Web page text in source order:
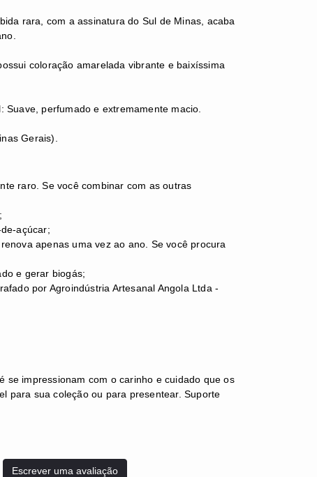
rara, com a assinatura do Sul de Minas, acaba
coloração amarelada vibrante e baixíssima
Suave, perfumado e extremamente macio.
Gerais).
raro. Se você combinar com as outras
açúcar;
apenas uma vez ao ano. Se você procura
e gerar biogás;
por Agroindústria Artesanal Angola Ltda -
se impressionam com o carinho e cuidado que os
para sua coleção ou para presentear. Suporte
Escrever uma avaliação